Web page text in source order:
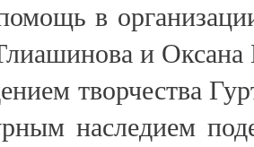
в
и Оксана
творчества
наследием